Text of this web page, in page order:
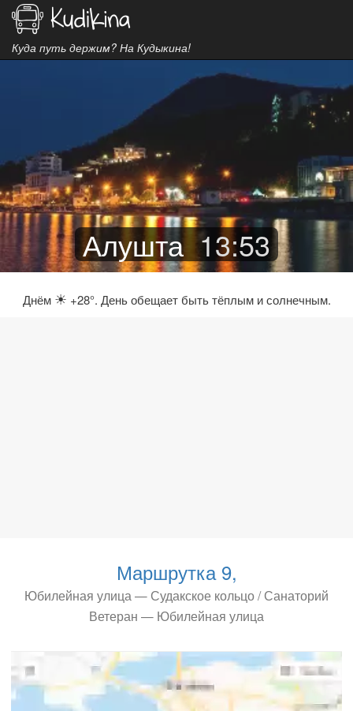
Куда путь держим? На Кудыкина!
Алушта 13:53
Днём ☀ +28°. День обещает быть тёплым и солнечным.
Маршрутка 9,
Юбилейная улица — Судакское кольцо / Санаторий
Ветеран — Юбилейная улица